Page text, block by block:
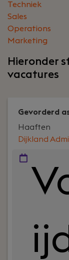
Techniek
Sales
Operations
Marketing
Hieronder
vacatures
Gevorderd
Dijkland
Haaften
ijd